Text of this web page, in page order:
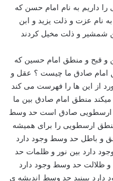
داریم به نام امام حسن که
نام عزت و ذلت یزید و ابن
شمشیر و ذلت مخیل کردند
قبح و منطق امام حسین که
صادق ما چیست ؟ عقل و
: ایشان می آیند ۷۵ مورد از این ها را فهرست می کند
منطق امام صادق بین ما
ارسطویی صادق است حد وسط
ارسطویی را برای همیشه
و باطل حد وسط وجود دارد
دارد بین نور و ظلمات حد
ظلالت حد وسط وجود دارد
ببینید حد وسط اندیشه ی